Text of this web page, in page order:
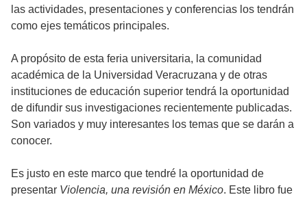
las actividades, presentaciones y conferencias los tendrán
como ejes temáticos principales.
A propósito de esta feria universitaria, la comunidad
académica de la Universidad Veracruzana y de otras
instituciones de educación superior tendrá la oportunidad
de difundir sus investigaciones recientemente publicadas.
Son variados y muy interesantes los temas que se darán a
conocer.
Es justo en este marco que tendré la oportunidad de
presentar Violencia, una revisión en México. Este libro fue